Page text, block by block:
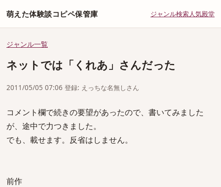
萌えた体験談コピペ保管庫 ジャンル検索人気殿堂
ジャンル一覧
ネットでは「くれあ」さんだった
2011/05/05 07:06 登録: えっちな名無しさん
コメント欄で続きの要望があったので、書いてみました
が、途中で力つきました。
でも、載せます。反省はしません。
前作